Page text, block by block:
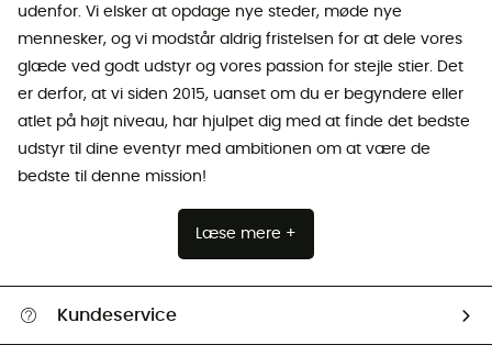
udenfor. Vi elsker at opdage nye steder, møde nye
mennesker, og vi modstår aldrig fristelsen for at dele vores
glæde ved godt udstyr og vores passion for stejle stier. Det
er derfor, at vi siden 2015, uanset om du er begyndere eller
atlet på højt niveau, har hjulpet dig med at finde det bedste
udstyr til dine eventyr med ambitionen om at være de
bedste til denne mission!
Læse mere +
Kundeservice